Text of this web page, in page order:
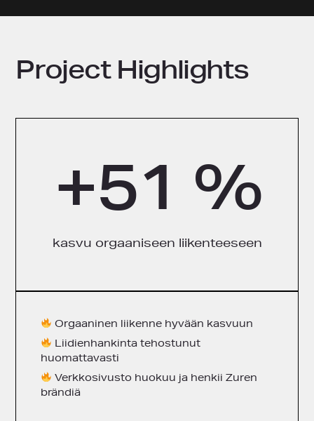
Project Highlights
+51 %
kasvu orgaaniseen liikenteeseen
Orgaaninen liikenne hyvään kasvuun
Liidienhankinta tehostunut
huomattavasti
Verkkosivusto huokuu ja henkii Zuren
brändiä